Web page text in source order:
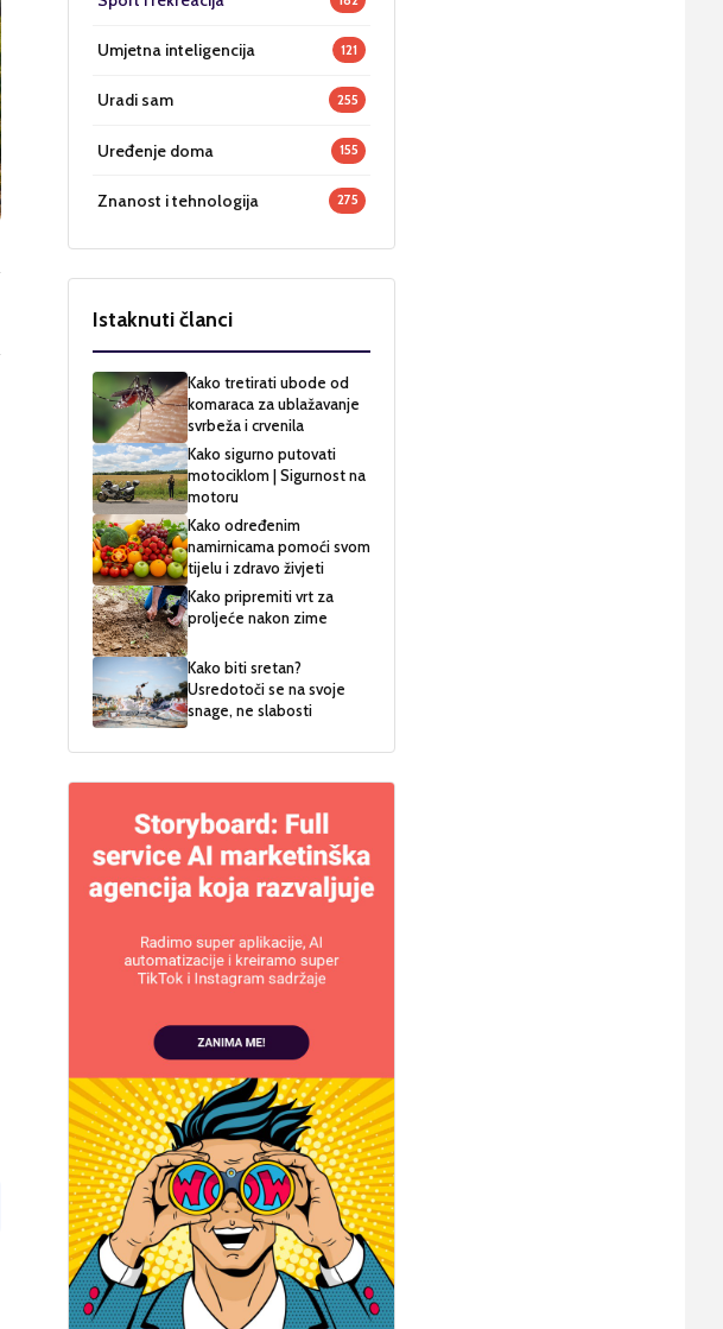
Umjetna inteligencija 121
Uradi sam 255
Uređenje doma 155
Znanost i tehnologija 275
Istaknuti članci
Kako tretirati ubode od
komaraca za ublažavanje
svrbeža i crvenila
Kako sigurno putovati
motociklom | Sigurnost na
motoru
Kako određenim
namirnicama pomoći svom
tijelu i zdravo živjeti
Kako pripremiti vrt za
proljeće nakon zime
Kako biti sretan?
Usredotoči se na svoje
snage, ne slabosti